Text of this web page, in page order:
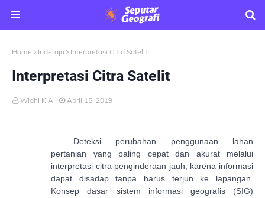
Home Inderaja Interpretasi Citra Satelit
Interpretasi Citra Satelit
Widhi K A April 15, 2019
Deteksi perubahan penggunaan lahan
pertanian yang paling cepat dan akurat melalui
interpretasi citra penginderaan jauh, karena informasi
dapat disadap tanpa harus terjun ke lapangan.
Konsep dasar sistem informasi geografis (SIG)